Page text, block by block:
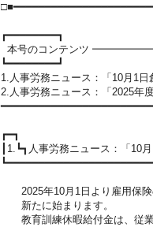
┏━━━━━━━━┓
本号のコンテンツ
┗━━━━━━━━┛
1.人事労務ニュース：「10月1日
2.人事労務ニュース：「2025年
┏━┓
┃1.┗┓人事労務ニュース：「10
2025年10月1日より雇用保険
新たに始まります。
教育訓練休暇給付金は、従業